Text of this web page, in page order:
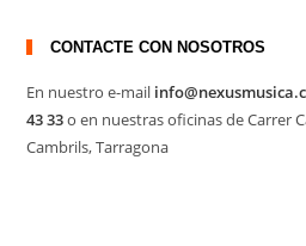
CONTACTE CON NOSOTROS
En nuestro e-mail
43 33o en nuestras oficinas de Carrer
Cambrils, Tarragona